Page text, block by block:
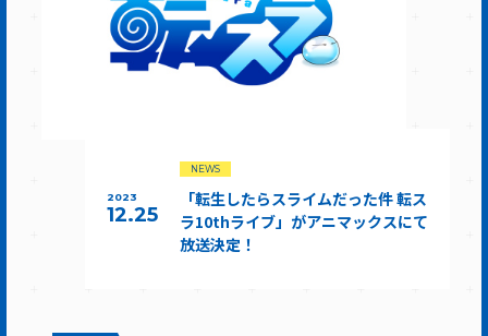
2023
12.25
NEWS
「転生したらスライムだった件 転ス
ラ10thライブ」がアニマックスにて
放送決定！